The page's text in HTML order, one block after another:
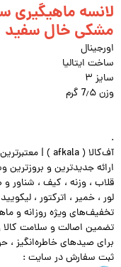
مشکی خال سفید
اورجینال
ساخت ایتالیا
سایز ۳
وزن 7٫۵ گرم
.
آف‌کالا ( afkala ) | معتبرترین و تخصصی ترین مرجع لوازم ماهیگیری
ارائه جدیدترین و
قلاب ، وزنه ، کیف ،
لور ، خمیر ، اترکتور ،
تخفیف‌های ویژه روزانه و
تضمین اصالت و سلامت کالا
برای صیدهای خاطره‌انگیز ،
ثبت سفارش در سایت :